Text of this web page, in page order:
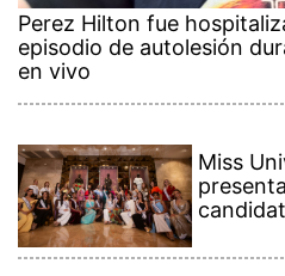
Perez Hilton fue
episodio de autolesión
en vivo
Miss